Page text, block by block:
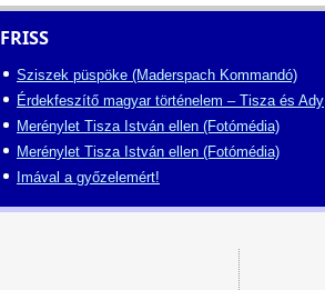
FRISS
Sziszek püspöke (Maderspach Kommandó)
Érdekfeszítő magyar történelem – Tisza és Ady
Merénylet Tisza István ellen (Fotómédia)
Merénylet Tisza István ellen (Fotómédia)
Imával a győzelemért!